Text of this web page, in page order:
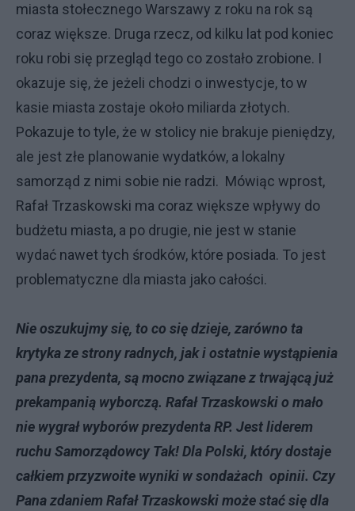
miasta stołecznego Warszawy z roku na rok są
coraz większe. Druga rzecz, od kilku lat pod koniec
roku robi się przegląd tego co zostało zrobione. I
okazuje się, że jeżeli chodzi o inwestycje, to w
kasie miasta zostaje około miliarda złotych.
Pokazuje to tyle, że w stolicy nie brakuje pieniędzy,
ale jest złe planowanie wydatków, a lokalny
samorząd z nimi sobie nie radzi. Mówiąc wprost,
Rafał Trzaskowski ma coraz większe wpływy do
budżetu miasta, a po drugie, nie jest w stanie
wydać nawet tych środków, które posiada. To jest
problematyczne dla miasta jako całości.
Nie oszukujmy się, to co się dzieje, zarówno ta
krytyka ze strony radnych, jak i ostatnie wystąpienia
pana prezydenta, są mocno związane z trwającą już
prekampanią wyborczą. Rafał Trzaskowski o mało
nie wygrał wyborów prezydenta RP. Jest liderem
ruchu Samorządowcy Tak! Dla Polski, który dostaje
całkiem przyzwoite wyniki w sondażach opinii. Czy
Pana zdaniem Rafał Trzaskowski może stać się dla